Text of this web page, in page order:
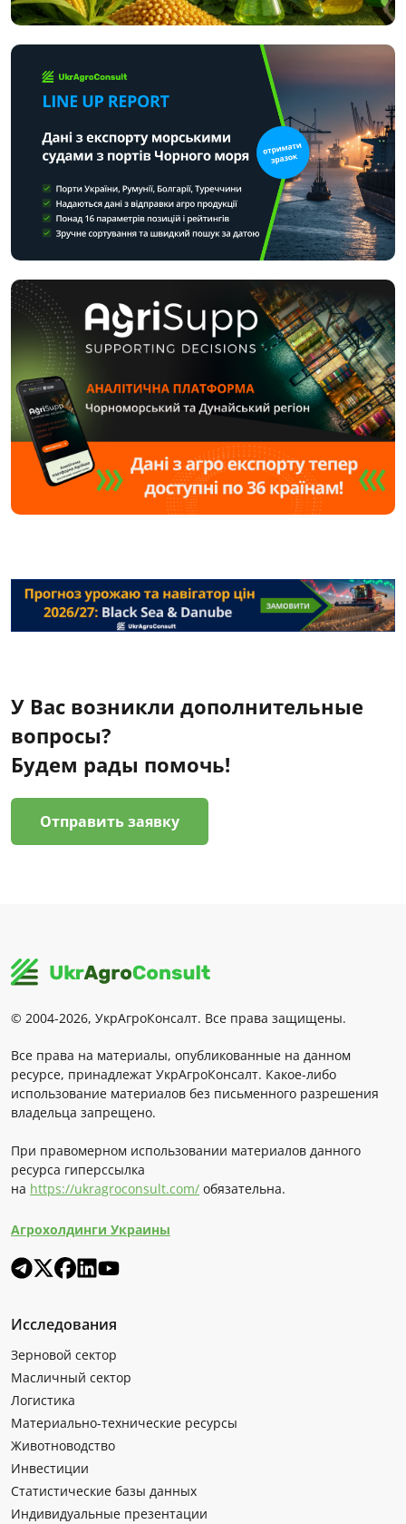
У Вас возникли дополнительные
вопросы?
Будем рады помочь!
Отправить заявку
© 2004-2026, УкрАгроКонсалт. Все права защищены.
Все права на материалы, опубликованные на данном
ресурсе, принадлежат УкрАгроКонсалт. Какое-либо
использование материалов без письменного разрешения
владельца запрещено.
При правомерном использовании материалов данного
ресурса гиперссылка
на https://ukragroconsult.com/ обязательна.
Агрохолдинги Украины
Исследования
Зерновой сектор
Масличный сектор
Логистика
Материально-технические ресурсы
Животноводство
Инвестиции
Статистические базы данных
Индивидуальные презентации